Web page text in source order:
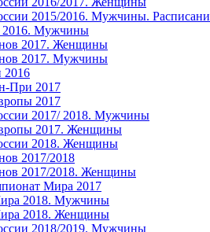
2015/2016. Мужчины.
Мужчины
2017. Женщины
2017. Мужчины
2016
При 2017
2017
2017/ 2018. Мужчины
2017. Женщины
2018. Женщины
2017/2018
2017/2018. Женщины
Мира 2017
2018. Мужчины
2018. Женщины
2018/2019. Мужчины